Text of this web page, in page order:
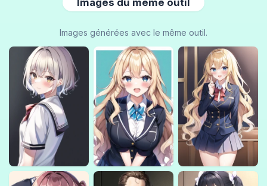
Images du même outil
Images générées avec le même outil.